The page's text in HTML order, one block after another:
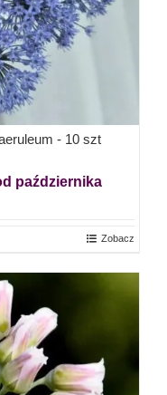
- 10 szt
października
Zobacz